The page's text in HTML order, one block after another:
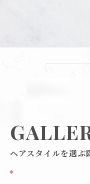
ヘアスタイルを選ぶ